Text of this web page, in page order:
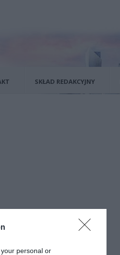
personal or
SKŁAD REDAKCYJNY